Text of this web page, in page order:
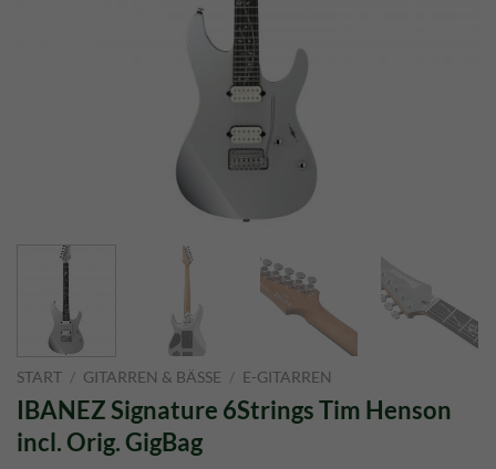
START / GITARREN & BÄSSE / E-GITARREN
IBANEZ Signature 6Strings Tim Henson
incl. Orig. GigBag